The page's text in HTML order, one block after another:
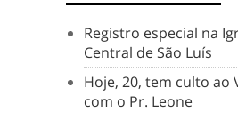
Registro especial na
Central de São Luís
Hoje, 20, tem culto ao
com o Pr. Leone